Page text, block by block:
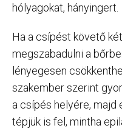
hólyagokat, hányingert.
Ha a csípést követő
megszabadulni a
lényegesen
szakember szerint
a csípés helyére, majd
tépjük is fel, mintha